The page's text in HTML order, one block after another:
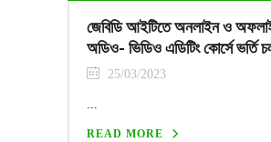
জেবিডি আইটিতে অনলাইন ও
অডিও- ভিডিও এডিটিং কোর্সে ভর্তি
25/03/2023
...
READ MORE